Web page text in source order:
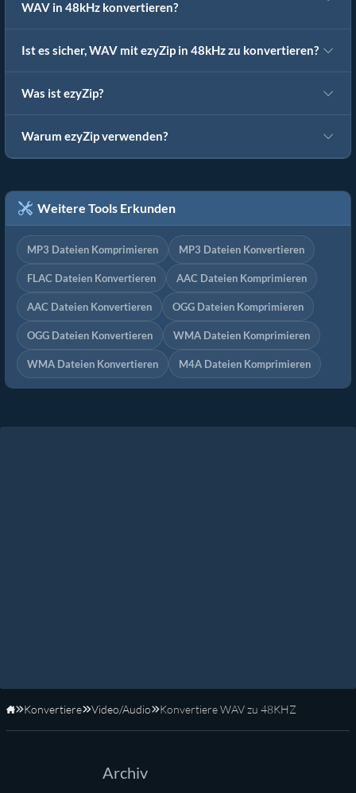
WAV in 48kHz konvertieren?
Ist es sicher, WAV mit ezyZip in 48kHz zu konvertieren?
Was ist ezyZip?
Warum ezyZip verwenden?
Weitere Tools Erkunden
MP3 Dateien Komprimieren MP3 Dateien Konvertieren
FLAC Dateien Konvertieren AAC Dateien Komprimieren
AAC Dateien Konvertieren OGG Dateien Komprimieren
OGG Dateien Konvertieren WMA Dateien Komprimieren
WMA Dateien Konvertieren M4A Dateien Komprimieren
Startseite
Konvertiere Video/Audio Konvertiere WAV zu 48KHZ
Archiv